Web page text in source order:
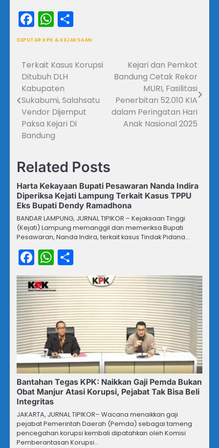
Facebook
WhatsApp
SEPUTAR KPK & KEJAKSAAN
Navigasi
pos
Terkait Kasus Korupsi
Ditubuh DLH
Kabupaten
Sukabumi, Salahsatu
Vendor Dijemput
Paksa Kejari Di
Bandung
Kejari dan Pemkot
Bandung Cetak Rekor
MURI, Fasilitasi
Penerbitan 52.010 KIA
dalam Peringatan Hari
Anak Nasional 2025
Related Posts
Harta Kekayaan Bupati Pesawaran Nanda Indira
Diperiksa Kejati Lampung Terkait Kasus TPPU
Eks Bupati Dendy Ramadhona
BANDAR LAMPUNG, JURNAL TIPIKOR – Kejaksaan Tinggi
(Kejati) Lampung memanggil dan memeriksa Bupati
Pesawaran, Nanda Indira, terkait kasus Tindak Pidana…
Facebook
WhatsApp
Bantahan Tegas KPK: Naikkan Gaji Pemda Bukan
Obat Manjur Atasi Korupsi, Pejabat Tak Bisa Beli
Integritas
JAKARTA, JURNAL TIPIKOR– Wacana menaikkan gaji
pejabat Pemerintah Daerah (Pemda) sebagai tameng
pencegahan korupsi kembali dipatahkan oleh Komisi
Pemberantasan Korupsi…